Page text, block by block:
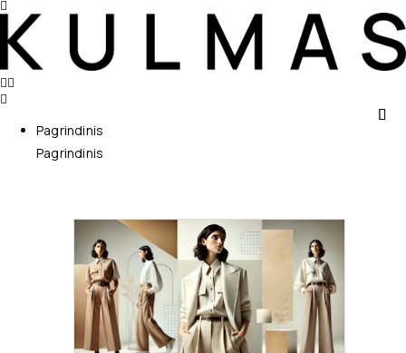
Pagrindinis
Pagrindinis